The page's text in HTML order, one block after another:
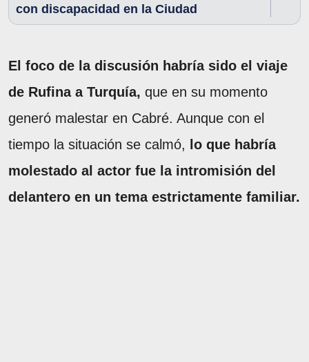
con discapacidad en la Ciudad
El foco de la discusión habría sido el viaje
de Rufina a Turquía, que en su momento
generó malestar en Cabré. Aunque con el
tiempo la situación se calmó,
lo que habría
molestado al actor fue la intromisión del
delantero en un tema estrictamente familiar.